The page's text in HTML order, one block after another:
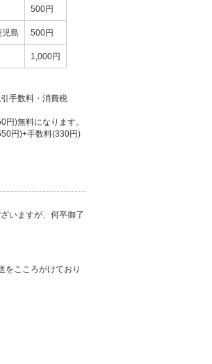
500円
島 500円
1,000円
手数料・消費税
)無料になります。
円)+手数料(330円)
いますが、何卒御了
をこころがけており